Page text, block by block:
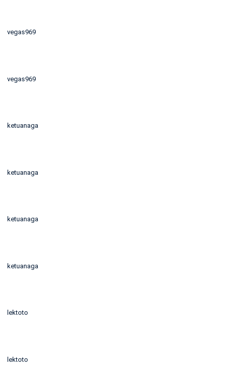
vegas969
vegas969
ketuanaga
ketuanaga
ketuanaga
ketuanaga
lektoto
lektoto